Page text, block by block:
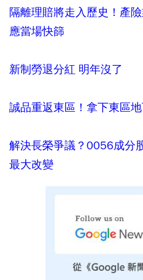
隔離理賠將走入歷史！產
應當場快篩
新制勞退分紅 明年沒了
誠品重返東區！拿下東區
解決長榮爭議？0056成分
最大改變